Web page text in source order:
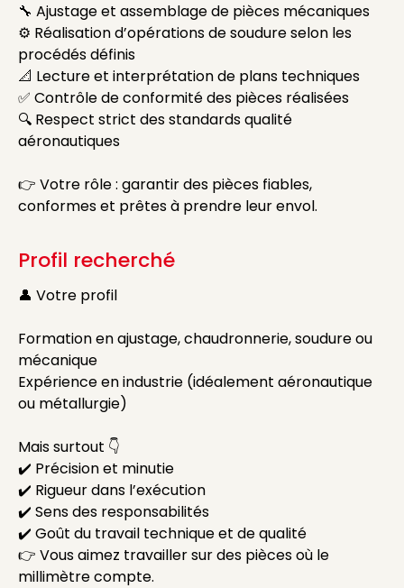
🔧 Ajustage et assemblage de pièces mécaniques
⚙️ Réalisation d’opérations de soudure selon les
procédés définis
📐 Lecture et interprétation de plans techniques
✅ Contrôle de conformité des pièces réalisées
🔍 Respect strict des standards qualité
aéronautiques
👉 Votre rôle : garantir des pièces fiables,
conformes et prêtes à prendre leur envol.
Profil recherché
👤 Votre profil
Formation en ajustage, chaudronnerie, soudure ou
mécanique
Expérience en industrie (idéalement aéronautique
ou métallurgie)
Mais surtout 👇
✔️ Précision et minutie
✔️ Rigueur dans l’exécution
✔️ Sens des responsabilités
✔️ Goût du travail technique et de qualité
👉 Vous aimez travailler sur des pièces où le
millimètre compte.